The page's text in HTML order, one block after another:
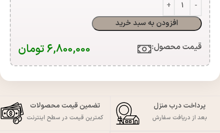
افزودن به سبد خرید
قیمت محصول:​ 6,800,000تومان
پرداخت درب منزل
بعد از دریافت سفارش
تضمین قیمت محصولات
کمترین قیمت در سطح اینترنت